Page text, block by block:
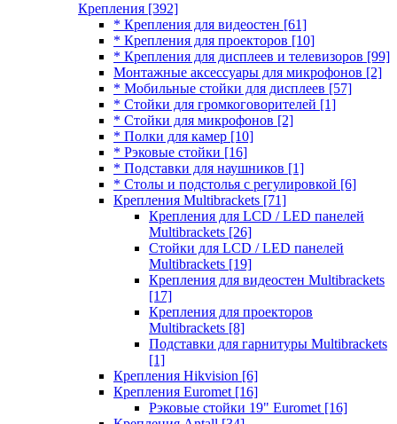
Крепления [392]
* Крепления для видеостен [61]
* Крепления для проекторов [10]
* Крепления для дисплеев и телевизоров [99]
Монтажные аксессуары для микрофонов [2]
* Мобильные стойки для дисплеев [57]
* Стойки для громкоговорителей [1]
* Стойки для микрофонов [2]
* Полки для камер [10]
* Рэковые стойки [16]
* Подставки для наушников [1]
* Столы и подстолья с регулировкой [6]
Крепления Multibrackets [71]
Крепления для LCD / LED панелей
Multibrackets [26]
Стойки для LCD / LED панелей
Multibrackets [19]
Крепления для видеостен Multibrackets
[17]
Крепления для проекторов
Multibrackets [8]
Подставки для гарнитуры Multibrackets
[1]
Крепления Hikvision [6]
Крепления Euromet [16]
Рэковые стойки 19" Euromet [16]